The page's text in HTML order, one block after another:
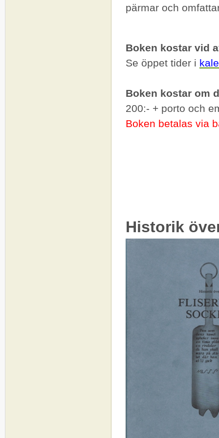
pärmar och
Boken kostar vid
Se öppet tider i
Boken kostar om
200:- + porto och
Boken betalas via
Historik